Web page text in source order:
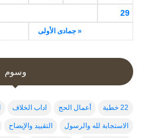
« جمادى الأولى
29
وسوم
22 خطبة أعمال الحج اداب الخلاف
الاستجابة لله والرسول التقييد والإيضاح